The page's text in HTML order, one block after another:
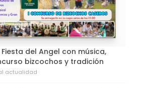
del Angel con música,
bizcochos y tradición
actualidad